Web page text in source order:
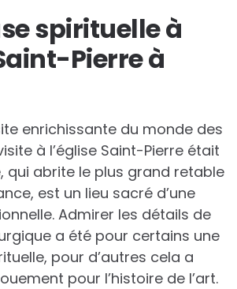
spirituelle à
Pierre à
enrichissante du monde des
à l’église Saint-Pierre était
qui abrite le plus grand retable
est un lieu sacré d’une
Admirer les détails de
a été pour certains une
pour d’autres cela a
pour l’histoire de l’art.